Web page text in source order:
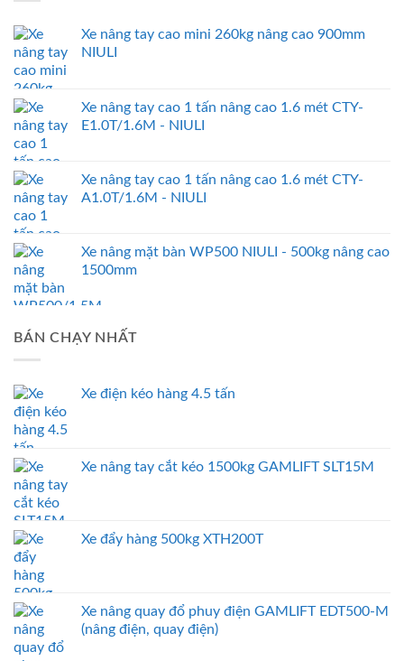
Xe nâng tay cao mini 260kg nâng cao 900mm
NIULI
Xe nâng tay cao 1 tấn nâng cao 1.6 mét CTY-
E1.0T/1.6M - NIULI
Xe nâng tay cao 1 tấn nâng cao 1.6 mét CTY-
A1.0T/1.6M - NIULI
Xe nâng mặt bàn WP500 NIULI - 500kg nâng cao
1500mm
BÁN CHẠY NHẤT
Xe điện kéo hàng 4.5 tấn
Xe nâng tay cắt kéo 1500kg GAMLIFT SLT15M
Xe đẩy hàng 500kg XTH200T
Xe nâng quay đổ phuy điện GAMLIFT EDT500-M
(nâng điện, quay điện)